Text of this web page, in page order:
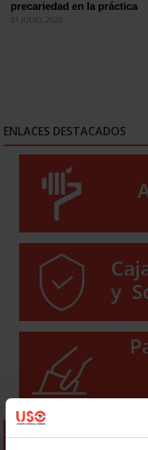
precariedad en la práctica
31 JULIO, 2026
ENLACES DESTACADOS